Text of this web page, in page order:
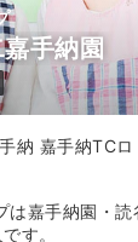
手納園
納 嘉手納TCロ
は嘉手納園・読
す。